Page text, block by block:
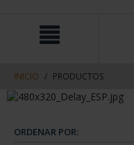
contenido
navegacin
INICIO PRODUCTOS
ORDENAR POR: